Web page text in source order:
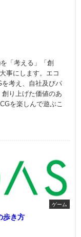
「考える」「創
事にします。エコ
考え、自社及びパ
り上げた価値のあ
を楽しんで遊ぶこ
ゲーム
歩き方